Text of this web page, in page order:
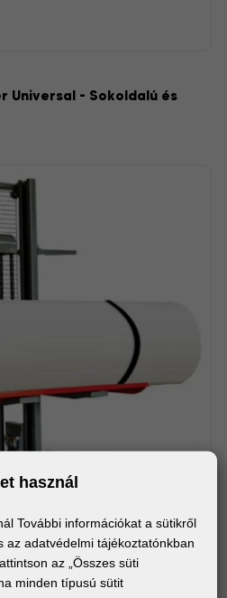
Universal - Sokoldalú és
Jumbo - Tekercsemelő
használ
További információkat a sütikről
az adatvédelmi tájékoztatónkban
az „Összes süti
minden típusú sütit